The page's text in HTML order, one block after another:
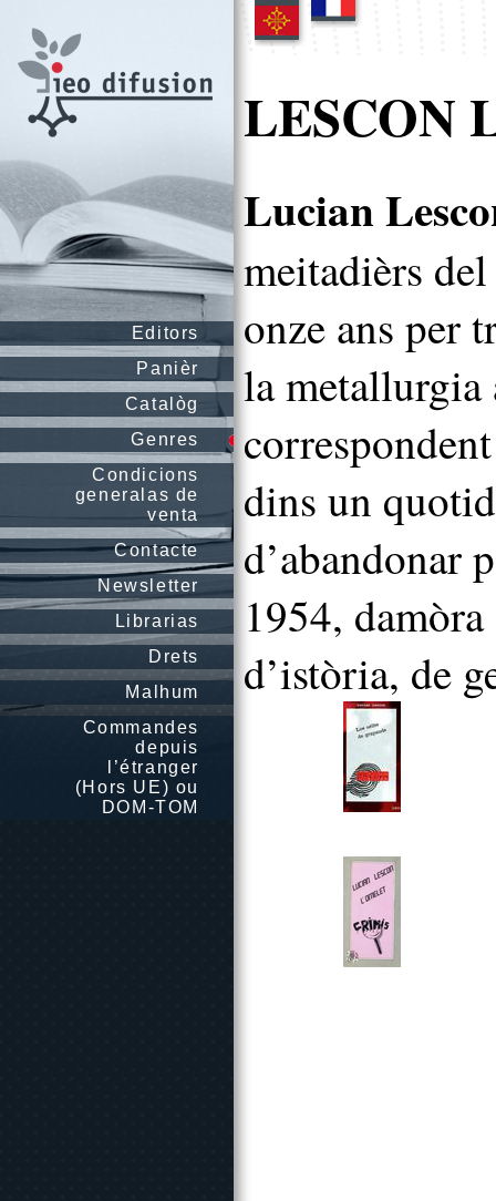
Editors
Panièr
Catalòg
Genres
Condicions
generalas de
venta
Contacte
Newsletter
Librarias
Drets
Malhum
Commandes
depuis
l’étranger
(Hors UE) ou
DOM-TOM
LESCON
Lucian
meitadièrs
onze ans per
la metallurgia
dins un
d’abandonar
1954,
d’istòria, de